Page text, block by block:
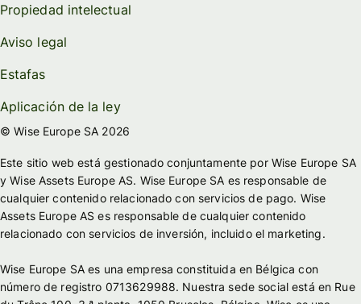
Propiedad intelectual
Aviso legal
Estafas
Aplicación de la ley
© Wise Europe SA 2026
Este sitio web está gestionado conjuntamente por Wise Europe SA
y Wise Assets Europe AS. Wise Europe SA es responsable de
cualquier contenido relacionado con servicios de pago. Wise
Assets Europe AS es responsable de cualquier contenido
relacionado con servicios de inversión, incluido el marketing.
Wise Europe SA es una empresa constituida en Bélgica con
número de registro 0713629988. Nuestra sede social está en Rue